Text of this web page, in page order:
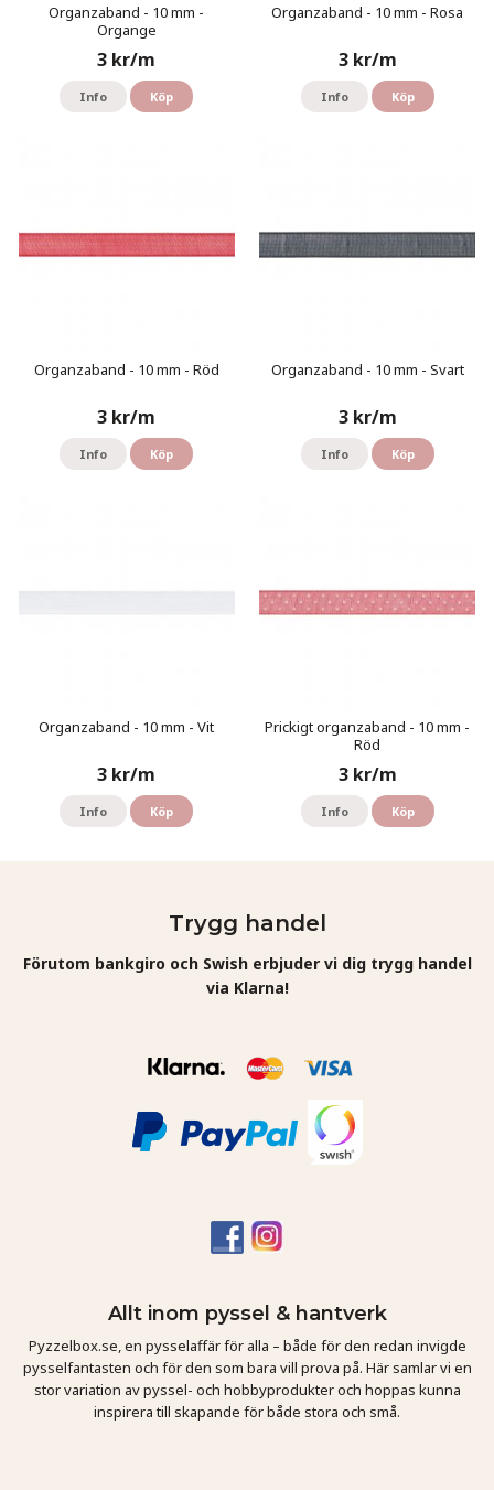
Organzaband - 10 mm -
Organge
3 kr/m
Info Köp
Organzaband - 10 mm - Rosa
3 kr/m
Info Köp
Organzaband - 10 mm - Röd
3 kr/m
Info Köp
Organzaband - 10 mm - Svart
3 kr/m
Info Köp
Organzaband - 10 mm - Vit
3 kr/m
Info Köp
Prickigt organzaband - 10 mm -
Röd
3 kr/m
Info Köp
Trygg handel
Förutom bankgiro och Swish erbjuder vi dig trygg handel
via Klarna!
Allt inom pyssel & hantverk
Pyzzelbox.se, en pysselaffär för alla – både för den redan invigde
pysselfantasten och för den som bara vill prova på. Här samlar vi en
stor variation av pyssel- och hobbyprodukter och hoppas kunna
inspirera till skapande för både stora och små.